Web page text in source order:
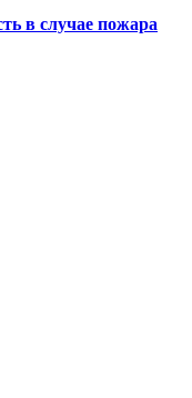
в случае пожара